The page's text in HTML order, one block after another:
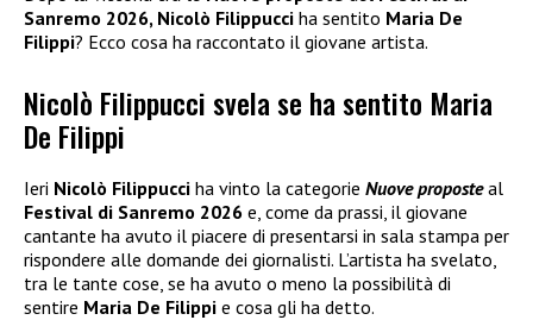
Sanremo 2026, Nicolò Filippucci ha sentito Maria De
Filippi? Ecco cosa ha raccontato il giovane artista.
Nicolò Filippucci svela se ha sentito Maria
De Filippi
Ieri Nicolò Filippucci ha vinto la categorie Nuove proposteal
Festival di Sanremo 2026 e, come da prassi, il giovane
cantante ha avuto il piacere di presentarsi in sala stampa per
rispondere alle domande dei giornalisti. L’artista ha svelato,
tra le tante cose, se ha avuto o meno la possibilità di
sentire Maria De Filippi e cosa gli ha detto.